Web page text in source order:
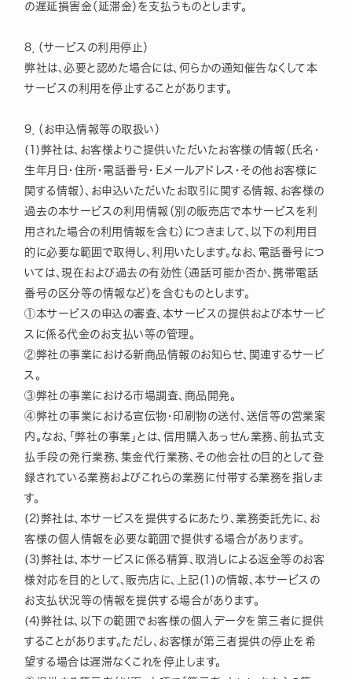
の遅延損害金（延滞金）を支払うものとします。
8．（サービスの利用停止）
弊社は、必要と認めた場合には、何らかの通知催告なくして本
サービスの利用を停止することがあります。
9．（お申込情報等の取扱い）
(1)弊社は、お客様よりご提供いただいたお客様の情報（氏名・
生年月日・住所・電話番号・Ｅメールアドレス・その他お客様に
関する情報）、お申込いただいたお取引に関する情報、お客様の
過去の本サービスの利用情報（別の販売店で本サービスを利
用された場合の利用情報を含む）につきまして、以下の利用目
的に必要な範囲で取得し、利用いたします。なお、電話番号につ
いては、現在および過去の有効性（通話可能か否か、携帯電話
番号の区分等の情報など）を含むものとします。
①本サービスの申込の審査、本サービスの提供および本サービ
スに係る代金のお支払い等の管理。
②弊社の事業における新商品情報のお知らせ、関連するサービ
ス。
③弊社の事業における市場調査、商品開発。
④弊社の事業における宣伝物・印刷物の送付、送信等の営業案
内。なお、「弊社の事業」とは、信用購入あっせん業務、前払式支
払手段の発行業務、集金代行業務、その他会社の目的として登
録されている業務およびこれらの業務に付帯する業務を指しま
す。
(2)弊社は、本サービスを提供するにあたり、業務委託先に、お
客様の個人情報を必要な範囲で提供する場合があります。
(3)弊社は、本サービスに係る精算、取消しによる返金等のお客
様対応を目的として、販売店に、上記(1)の情報、本サービスの
お支払状況等の情報を提供する場合があります。
(4)弊社は、以下の範囲でお客様の個人データを第三者に提供
することがあります。ただし、お客様が第三者提供の停止を希
望する場合は遅滞なくこれを停止します。